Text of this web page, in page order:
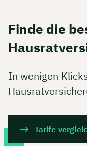
Finde die
In wenigen
Tarife